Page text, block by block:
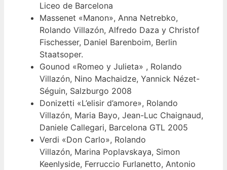
Liceo de Barcelona
Massenet «Manon», Anna Netrebko,
Rolando Villazón, Alfredo Daza y Christof
Fischesser, Daniel Barenboim, Berlin
Staatsoper.
Gounod «Romeo y Julieta» , Rolando
Villazón, Nino Machaidze, Yannick Nézet-
Séguin, Salzburgo 2008
Donizetti «L’elisir d’amore», Rolando
Villazón, Maria Bayo, Jean-Luc Chaignaud,
Daniele Callegari, Barcelona GTL 2005
Verdi «Don Carlo», Rolando
Villazón, Marina Poplavskaya, Simon
Keenlyside, Ferruccio Furlanetto, Antonio